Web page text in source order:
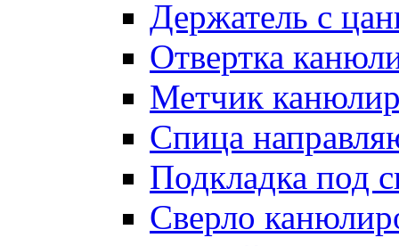
Держатель с
Отвертка
Метчик
Спица
Подкладка под
Сверло